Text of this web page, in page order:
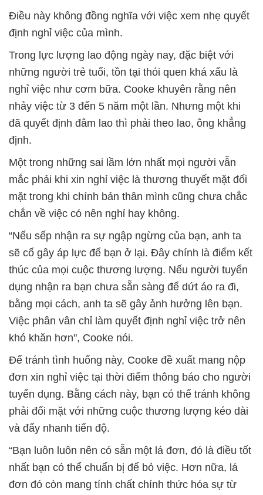
Điều này không đồng nghĩa với việc xem nhẹ quyết
định nghỉ việc của mình.
Trong lực lượng lao động ngày nay, đặc biệt với
những người trẻ tuổi, tồn tại thói quen khá xấu là
nghỉ việc như cơm bữa. Cooke khuyên rằng nên
nhảy việc từ 3 đến 5 năm một lần. Nhưng một khi
đã quyết định đâm lao thì phải theo lao, ông khẳng
định.
Một trong những sai lầm lớn nhất mọi người vẫn
mắc phải khi xin nghỉ việc là thương thuyết mặt đối
mặt trong khi chính bản thân mình cũng chưa chắc
chắn về việc có nên nghỉ hay không.
“Nếu sếp nhận ra sự ngập ngừng của bạn, anh ta
sẽ cố gây áp lực để bạn ở lại. Đây chính là điểm kết
thúc của mọi cuộc thương lượng. Nếu người tuyển
dụng nhận ra bạn chưa sẵn sàng để dứt áo ra đi,
bằng mọi cách, anh ta sẽ gây ảnh hưởng lên bạn.
Việc phân vân chỉ làm quyết định nghỉ việc trở nên
khó khăn hơn", Cooke nói.
Để tránh tình huống này, Cooke đề xuất mang nộp
đơn xin nghỉ việc tại thời điểm thông báo cho người
tuyển dụng. Bằng cách này, bạn có thể tránh không
phải đối mặt với những cuộc thương lượng kéo dài
và đẩy nhanh tiến độ.
“Bạn luôn luôn nên có sẵn một lá đơn, đó là điều tốt
nhất bạn có thể chuẩn bị để bỏ việc. Hơn nữa, lá
đơn đó còn mang tính chất chính thức hóa sự từ